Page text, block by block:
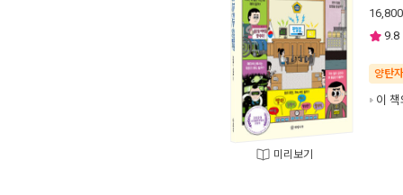
미리보기
16,800
9.8
양탄
이